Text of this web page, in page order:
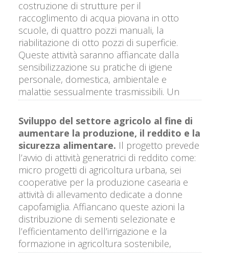
costruzione di strutture per il
raccoglimento di acqua piovana in otto
scuole, di quattro pozzi manuali, la
riabilitazione di otto pozzi di superficie.
Queste attività saranno affiancate dalla
sensibilizzazione su pratiche di igiene
personale, domestica, ambientale e
malattie sessualmente trasmissibili. Un
ruolo cruciale sarà svolto dai dirigenti
scolastici che saranno protagonisti di
formazione dedicata alla lotta
all’abbandono scolastico. Le strutture
scolastiche saranno soggette a piccole
ristrutturazioni e alla fornitura di materiale
scolastico e pannelli solari.
Sviluppo del settore agricolo al fine di
aumentare la produzione, il reddito e la
sicurezza alimentare. Il progetto prevede
l’avvio di attività generatrici di reddito come:
micro progetti di agricoltura urbana, sei
cooperative per la produzione casearia e
attività di allevamento dedicate a donne
capofamiglia. Affiancano queste azioni la
distribuzione di sementi selezionate e
l’efficientamento dell’irrigazione e la
formazione in agricoltura sostenibile,
gestione idrica e allevamento